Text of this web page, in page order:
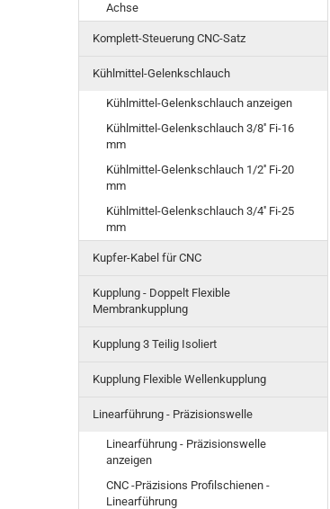
Achse
Komplett-Steuerung CNC-Satz
Kühlmittel-Gelenkschlauch
Kühlmittel-Gelenkschlauch anzeigen
Kühlmittel-Gelenkschlauch 3/8'' Fi-16
mm
Kühlmittel-Gelenkschlauch 1/2'' Fi-20
mm
Kühlmittel-Gelenkschlauch 3/4'' Fi-25
mm
Kupfer-Kabel für CNC
Kupplung - Doppelt Flexible
Membrankupplung
Kupplung 3 Teilig Isoliert
Kupplung Flexible Wellenkupplung
Linearführung - Präzisionswelle
Linearführung - Präzisionswelle
anzeigen
CNC -Präzisions Profilschienen -
Linearführung